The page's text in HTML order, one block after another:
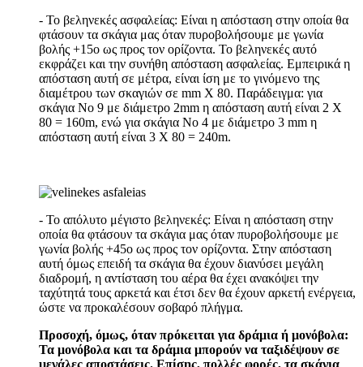
- Το βεληνεκές ασφαλείας: Είναι η απόσταση στην οποία θα
φτάσουν τα σκάγια μας όταν πυροβολήσουμε με γωνία
βολής +15ο ως προς τον ορίζοντα. Το βεληνεκές αυτό
εκφράζει και την συνήθη απόσταση ασφαλείας. Εμπειρικά η
απόσταση αυτή σε μέτρα, είναι ίση με το γινόμενο της
διαμέτρου των σκαγιών σε mm Χ 80. Παράδειγμα: για
σκάγια Νο 9 με διάμετρο 2mm η απόσταση αυτή είναι 2 Χ
80 = 160m, ενώ για σκάγια Νο 4 με διάμετρο 3 mm η
απόσταση αυτή είναι 3 Χ 80 = 240m.
- Το απόλυτο μέγιστο βεληνεκές: Είναι η απόσταση στην
οποία θα φτάσουν τα σκάγια μας όταν πυροβολήσουμε με
γωνία βολής +45ο ως προς τον ορίζοντα. Στην απόσταση
αυτή όμως επειδή τα σκάγια θα έχουν διανύσει μεγάλη
διαδρομή, η αντίσταση του αέρα θα έχει ανακόψει την
ταχύτητά τους αρκετά και έτσι δεν θα έχουν αρκετή ενέργεια,
ώστε να προκαλέσουν σοβαρό πλήγμα.
Προσοχή, όμως, όταν πρόκειται για δράμια ή μονόβολα:
Τα μονόβολα και τα δράμια μπορούν να ταξιδέψουν σε
μεγάλες αποστάσεις. Επίσης, πολλές φορές, τα σκάγια